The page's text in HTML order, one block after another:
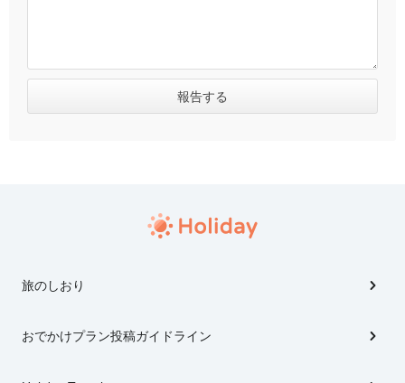
旅のしおり
おでかけプラン投稿ガイドライン